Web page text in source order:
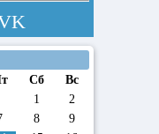
Сб
Вс
1
2
8
9